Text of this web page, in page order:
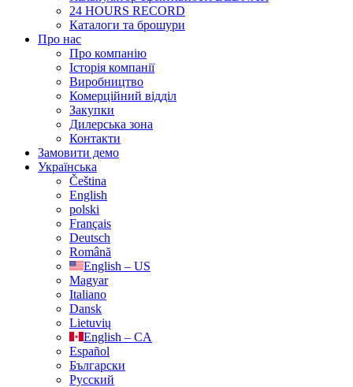
24 HOURS RECORD
Каталоги та брошури
Про нас
Про компанію
Історія компанії
Виробництво
Комерційний відділ
Закупки
Дилерська зона
Контакти
Замовити демо
Українська
Čeština
English
polski
Français
Deutsch
Română
English – US
Magyar
Italiano
Dansk
Lietuvių
English – CA
Español
Български
Русский